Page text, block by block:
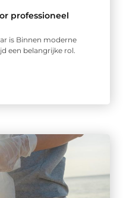
professioneel
is Binnen moderne
een belangrijke rol.